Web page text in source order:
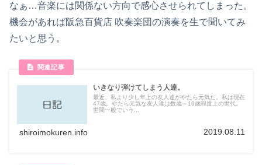
なぁ…音楽には関係ない方向で感心させられてしまった。
機会があれば阪急百貨店 吹奏楽団の演奏を生で聞いてみ
たいと思う。
いきなり弾けてしまう人達。
最近、私より少し年上の友人達がやたら元気だ。私は現在
47歳。やたら元気な友人達は数歳～10歳程度上の世代。
世間一般でいう...
shiroimokuren.info 2019.08.11